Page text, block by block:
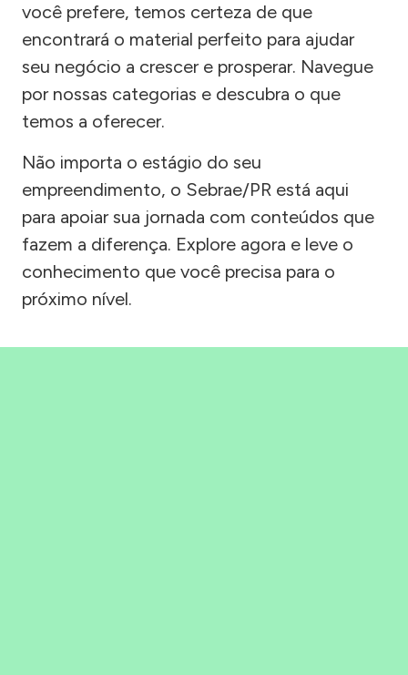
você prefere, temos certeza de que
encontrará o material perfeito para ajudar
seu negócio a crescer e prosperar. Navegue
por nossas categorias e descubra o que
temos a oferecer.
Não importa o estágio do seu
empreendimento, o Sebrae/PR está aqui
para apoiar sua jornada com conteúdos que
fazem a diferença. Explore agora e leve o
conhecimento que você precisa para o
próximo nível.